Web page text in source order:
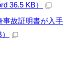
36.5 KB）
事故証明書が入手